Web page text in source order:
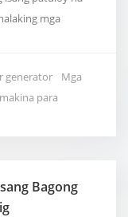
mga
tuklasin ang mga
ng inum...
generator
Mga
makina para
Bagong